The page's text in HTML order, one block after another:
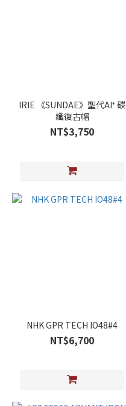
IRIE 《SUNDAE》聖代AI⁺ 碳
纖復古帽
NT$3,750
NHK GPR TECH IO48#4
NT$6,700